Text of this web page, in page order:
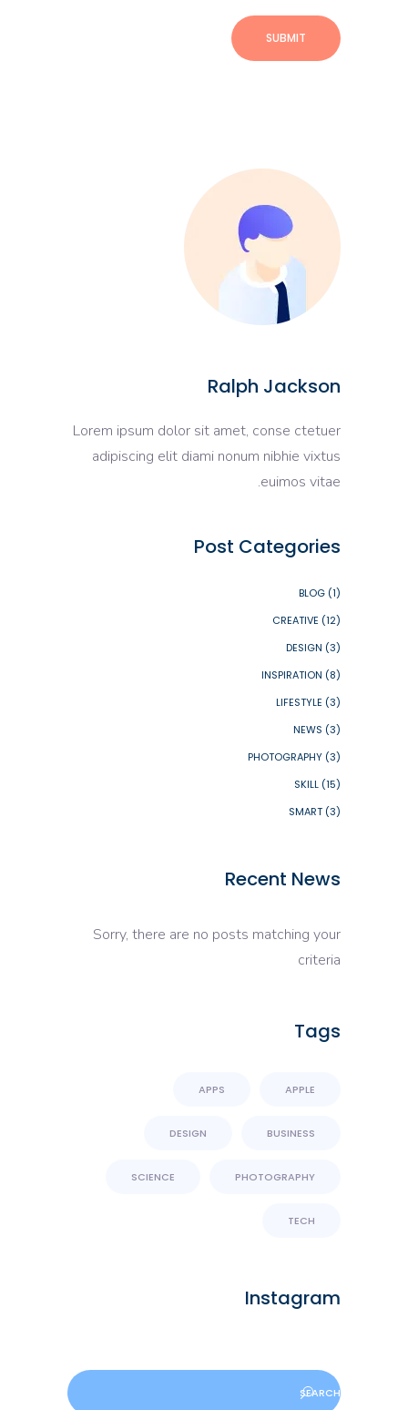
Ralph Jackson
Lorem ipsum dolor sit amet, conse ctetuer
adipiscing elit diami nonum nibhie vixtus
euimos vitae.
Post Categories
BLOG (1)
CREATIVE (12)
DESIGN (3)
INSPIRATION (8)
LIFESTYLE (3)
NEWS (3)
PHOTOGRAPHY (3)
SKILL (15)
SMART (3)
Recent News
Sorry, there are no posts matching your
criteria
Tags
APPLE
APPS
BUSINESS
DESIGN
PHOTOGRAPHY
SCIENCE
TECH
Instagram